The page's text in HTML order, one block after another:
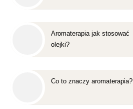
Aromaterapia jak stosować
olejki?
Co to znaczy aromaterapia?